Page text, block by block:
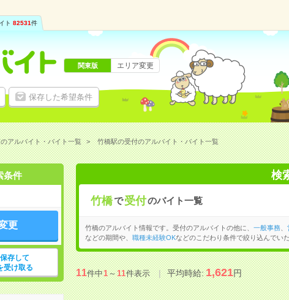
ト 82531件
保存した希望条件
関東版 エリア変更
アルバイト・バイト一覧 竹橋駅の受付のアルバイト・バイト一覧
条件
更
存して
受け取る
検
竹橋で 受付のバイト一覧
竹橋のアルバイト情報です。受付のアルバイトの他に、 一般事務、
などの期間や、 職種未経験OKなどのこだわり条件で絞り込んでいた
11件中1～11件表示 平均時給:1,621円